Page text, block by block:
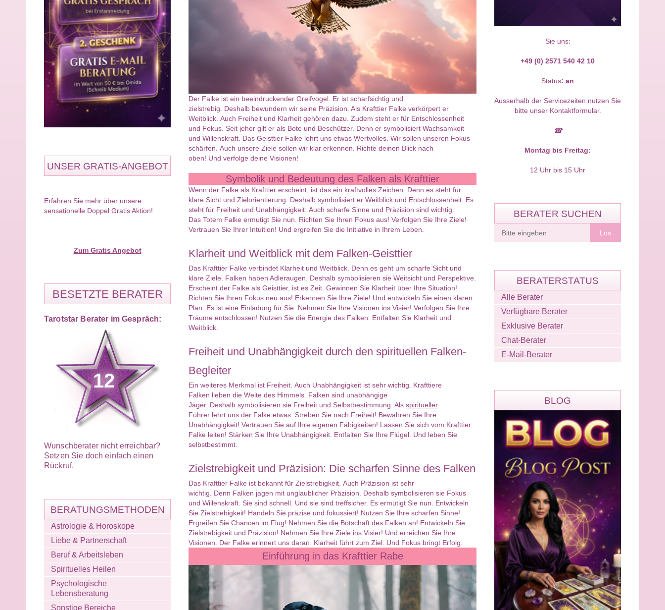
UNSER GRATIS-ANGEBOT
Erfahren Sie mehr über unsere
sensationelle Doppel Gratis Aktion!
Zum Gratis Angebot
BESETZTE BERATER
Tarotstar Berater im Gespräch:
12
Wunschberater nicht erreichbar?
Setzen Sie doch einfach einen
Rückruf.
BERATUNGSMETHODEN
Astrologie & Horoskope
Liebe & Partnerschaft
Beruf & Arbeitsleben
Spirituelles Heilen
Psychologische
Lebensberatung
Sonstige Bereiche
Der Falke ist ein beeindruckender Greifvogel. Er ist scharfsichtig und
zielstrebig. Deshalb bewundern wir seine Präzision. Als Krafttier Falke verkörpert er
Weitblick. Auch Freiheit und Klarheit gehören dazu. Zudem steht er für Entschlossenheit
und Fokus. Seit jeher gilt er als Bote und Beschützer. Denn er symbolisiert Wachsamkeit
und Willenskraft. Das Geisttier Falke lehrt uns etwas Wertvolles. Wir sollen unseren Fokus
schärfen. Auch unsere Ziele sollen wir klar erkennen. Richte deinen Blick nach
oben! Und verfolge deine Visionen!
Symbolik und Bedeutung des Falken als Krafttier
Wenn der Falke als Krafttier erscheint, ist das ein kraftvolles Zeichen. Denn es steht für
klare Sicht und Zielorientierung. Deshalb symbolisiert er Weitblick und Entschlossenheit. Es
steht für Freiheit und Unabhängigkeit. Auch scharfe Sinne und Präzision sind wichtig.
Das Totem Falke ermutigt Sie nun. Richten Sie Ihren Fokus aus! Verfolgen Sie Ihre Ziele!
Vertrauen Sie Ihrer Intuition! Und ergreifen Sie die Initiative in Ihrem Leben.
Klarheit und Weitblick mit dem Falken-Geisttier
Das Krafttier Falke verbindet Klarheit und Weitblick. Denn es geht um scharfe Sicht und
klare Ziele. Falken haben Adleraugen. Deshalb symbolisieren sie Weitsicht und Perspektive.
Erscheint der Falke als Geisttier, ist es Zeit. Gewinnen Sie Klarheit über Ihre Situation!
Richten Sie Ihren Fokus neu aus! Erkennen Sie Ihre Ziele! Und entwickeln Sie einen klaren
Plan. Es ist eine Einladung für Sie. Nehmen Sie Ihre Visionen ins Visier! Verfolgen Sie Ihre
Träume entschlossen! Nutzen Sie die Energie des Falken. Entfalten Sie Klarheit und
Weitblick.
Freiheit und Unabhängigkeit durch den spirituellen Falken-
Begleiter
Ein weiteres Merkmal ist Freiheit. Auch Unabhängigkeit ist sehr wichtig. Krafttiere
Falken lieben die Weite des Himmels. Falken sind unabhängige
Jäger. Deshalb symbolisieren sie Freiheit und Selbstbestimmung. Als spiritueller
Führer lehrt uns der Falke etwas. Streben Sie nach Freiheit! Bewahren Sie Ihre
Unabhängigkeit! Vertrauen Sie auf Ihre eigenen Fähigkeiten! Lassen Sie sich vom Krafttier
Falke leiten! Stärken Sie Ihre Unabhängigkeit. Entfalten Sie Ihre Flügel. Und leben Sie
selbstbestimmt.
Zielstrebigkeit und Präzision: Die scharfen Sinne des Falken
Das Krafttier Falke ist bekannt für Zielstrebigkeit. Auch Präzision ist sehr
wichtig. Denn Falken jagen mit unglaublicher Präzision. Deshalb symbolisieren sie Fokus
und Willenskraft. Sie sind schnell. Und sie sind treffsicher. Es ermutigt Sie nun. Entwickeln
Sie Zielstrebigkeit! Handeln Sie präzise und fokussiert! Nutzen Sie Ihre scharfen Sinne!
Ergreifen Sie Chancen im Flug! Nehmen Sie die Botschaft des Falken an! Entwickeln Sie
Zielstrebigkeit und Präzision! Nehmen Sie Ihre Ziele ins Visier! Und erreichen Sie Ihre
Visionen. Der Falke erinnert uns daran. Klarheit führt zum Ziel. Und Fokus bringt Erfolg.
Einführung in das Krafttier Rabe
Sie uns:
+49 (0) 2571 540 42 10
Status: an
Ausserhalb der Servicezeiten nutzen Sie
bitte unser Kontaktformular.
☎
Montag bis Freitag:
12 Uhr bis 15 Uhr
BERATER SUCHEN
finden
BERATERSTATUS
Alle Berater
Verfügbare Berater
Exklusive Berater
Chat-Berater
E-Mail-Berater
BLOG